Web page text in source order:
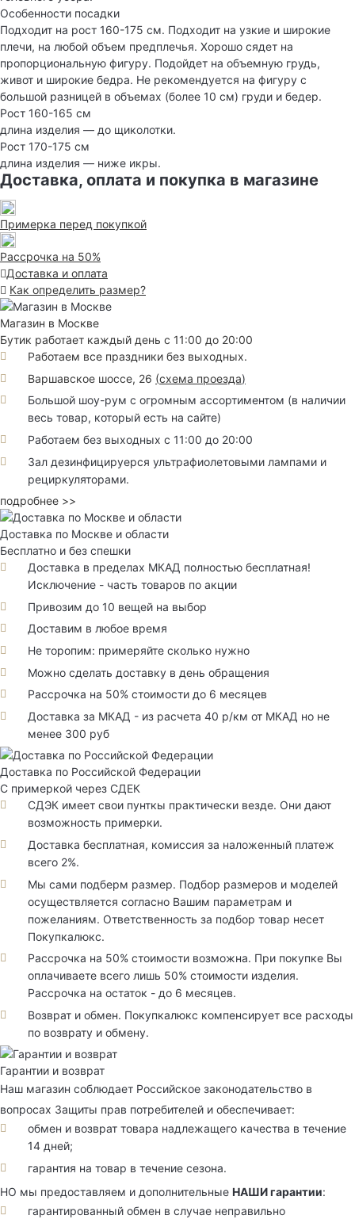
Особенности посадки
Подходит на рост 160-175 см. Подходит на узкие и широкие
плечи, на любой объем предплечья. Хорошо сядет на
пропорциональную фигуру. Подойдет на объемную грудь,
живот и широкие бедра. Не рекомендуется на фигуру с
большой разницей в объемах (более 10 см) груди и бедер.
Рост 160-165 см
длина изделия — до щиколотки.
Рост 170-175 см
длина изделия — ниже икры.
Доставка, оплата и покупка в магазине
Примерка перед покупкой
Рассрочка на 50%
Доставка и оплата
Как определить размер?
Магазин в Москве
Бутик работает каждый день с 11:00 до 20:00
Работаем все праздники без выходных.
Варшавское шоссе, 26 (схема проезда)
Большой шоу-рум с огромным ассортиментом (в наличии
весь товар, который есть на сайте)
Работаем без выходных с 11:00 до 20:00
Зал дезинфицируерся ультрафиолетовыми лампами и
рециркуляторами.
подробнее >>
Доставка по Москве и области
Бесплатно и без спешки
Доставка в пределах МКАД полностью бесплатная!
Исключение - часть товаров по акции
Привозим до 10 вещей на выбор
Доставим в любое время
Не торопим: примеряйте сколько нужно
Можно сделать доставку в день обращения
Рассрочка на 50% стоимости до 6 месяцев
Доставка за МКАД - из расчета 40 р/км от МКАД но не
менее 300 руб
Доставка по Российской Федерации
С примеркой через СДЕК
СДЭК имеет свои пунткы практически везде. Они дают
возможность примерки.
Доставка бесплатная, комиссия за наложенный платеж
всего 2%.
Мы сами подберм размер. Подбор размеров и моделей
осуществляется согласно Вашим параметрам и
пожеланиям. Ответственность за подбор товар несет
Покупкалюкс.
Рассрочка на 50% стоимости возможна. При покупке Вы
оплачиваете всего лишь 50% стоимости изделия.
Рассрочка на остаток - до 6 месяцев.
Возврат и обмен. Покупкалюкс компенсирует все расходы
по возврату и обмену.
Гарантии и возврат
Наш магазин соблюдает Российское законодательство в
вопросах Защиты прав потребителей и обеспечивает:
обмен и возврат товара надлежащего качества в течение
14 дней;
гарантия на товар в течение сезона.
НО мы предоставляем и дополнительные НАШИ гарантии:
гарантированный обмен в случае неправильно